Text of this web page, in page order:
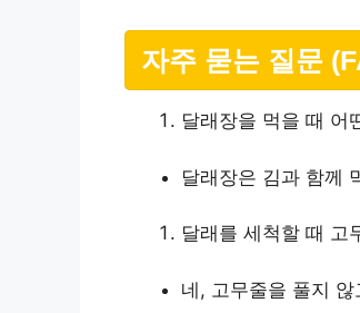
자주 묻는 질문
달래장을 먹을 때 어
달래장은 김과 함께
달래를 세척할 때 고
네, 고무줄을 풀지